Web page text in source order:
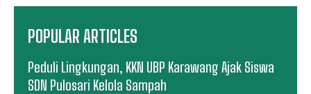
POPULAR ARTICLES
Peduli Lingkungan, KKN UBP Karawang Ajak Siswa
SDN Pulosari Kelola Sampah